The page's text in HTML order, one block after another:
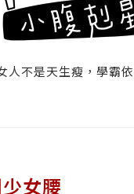
人不是天生瘦，學霸
女腰